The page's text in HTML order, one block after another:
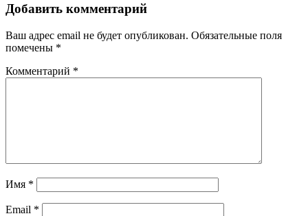
Добавить комментарий
Ваш адрес email не будет опубликован. Обязательные поля
помечены *
Комментарий *
Имя *
Email *